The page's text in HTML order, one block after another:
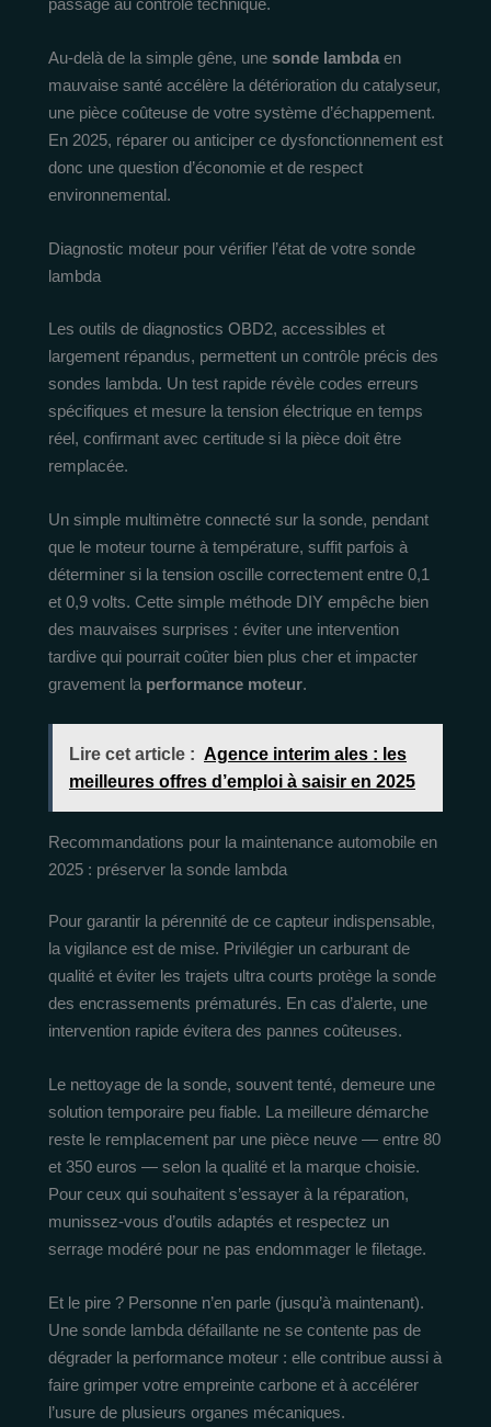
passage au contrôle technique.
Au-delà de la simple gêne, une sonde lambdaen
mauvaise santé accélère la détérioration du catalyseur,
une pièce coûteuse de votre système d’échappement.
En 2025, réparer ou anticiper ce dysfonctionnement est
donc une question d’économie et de respect
environnemental.
Diagnostic moteur pour vérifier l’état de votre sonde
lambda
Les outils de diagnostics OBD2, accessibles et
largement répandus, permettent un contrôle précis des
sondes lambda. Un test rapide révèle codes erreurs
spécifiques et mesure la tension électrique en temps
réel, confirmant avec certitude si la pièce doit être
remplacée.
Un simple multimètre connecté sur la sonde, pendant
que le moteur tourne à température, suffit parfois à
déterminer si la tension oscille correctement entre 0,1
et 0,9 volts. Cette simple méthode DIY empêche bien
des mauvaises surprises : éviter une intervention
tardive qui pourrait coûter bien plus cher et impacter
gravement la performance moteur.
Lire cet article : Agence interim ales : les
meilleures offres d’emploi à saisir en 2025
Recommandations pour la maintenance automobile en
2025 : préserver la sonde lambda
Pour garantir la pérennité de ce capteur indispensable,
la vigilance est de mise. Privilégier un carburant de
qualité et éviter les trajets ultra courts protège la sonde
des encrassements prématurés. En cas d’alerte, une
intervention rapide évitera des pannes coûteuses.
Le nettoyage de la sonde, souvent tenté, demeure une
solution temporaire peu fiable. La meilleure démarche
reste le remplacement par une pièce neuve — entre 80
et 350 euros — selon la qualité et la marque choisie.
Pour ceux qui souhaitent s’essayer à la réparation,
munissez-vous d’outils adaptés et respectez un
serrage modéré pour ne pas endommager le filetage.
Et le pire ? Personne n’en parle (jusqu’à maintenant).
Une sonde lambda défaillante ne se contente pas de
dégrader la performance moteur : elle contribue aussi à
faire grimper votre empreinte carbone et à accélérer
l’usure de plusieurs organes mécaniques.